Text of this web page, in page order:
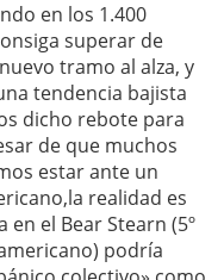
en los 1.400
superar de
tramo al alza, y
tendencia bajista
dicho rebote para
de que muchos
estar ante un
realidad es
el Bear Stearn (5º
podría